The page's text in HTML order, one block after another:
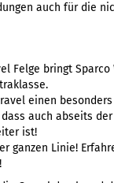
auch für die
Felge bringt
einen
auch abseits
ist!
ganzen Linie!